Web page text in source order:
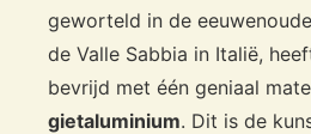
geworteld in de
de Valle Sabbia in Italië,
bevrijd met één geniaal
gietaluminium. Dit is de